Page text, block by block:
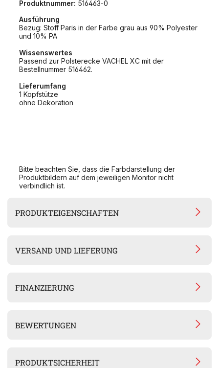
Produktnummer: 516463-0
Ausführung
Bezug: Stoff Paris in der Farbe grau aus 90% Polyester
und 10% PA
Wissenswertes
Passend zur Polsterecke VACHEL XC mit der
Bestellnummer 516462.
Lieferumfang
1 Kopfstütze
ohne Dekoration
Bitte beachten Sie, dass die Farbdarstellung der
Produktbildern auf dem jeweiligen Monitor nicht
verbindlich ist.
PRODUKTEIGENSCHAFTEN
VERSAND UND LIEFERUNG
FINANZIERUNG
BEWERTUNGEN
PRODUKTSICHERHEIT